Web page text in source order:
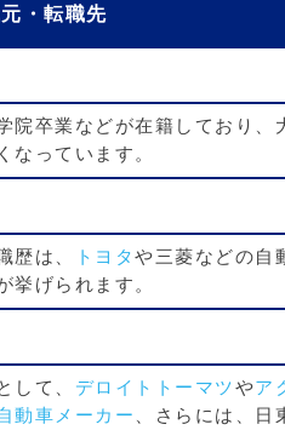
・転職先
院卒業などが在籍しており
なっています。
歴は、 トヨタや三菱などの自
挙げられます。
して、 デロイトトーマツやア
動車メーカー 、さらには、日